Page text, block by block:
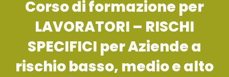
CHI SIAMO
PROFESSIONISTI
Corso di formazione per
LAVORATORI – RISCHI
SPECIFICI per Aziende a
rischio basso, medio e alto